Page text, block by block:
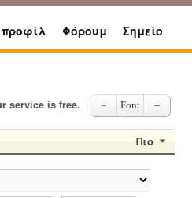
Φόρουμ Σημείο
service is free. － Font ＋
Πιο